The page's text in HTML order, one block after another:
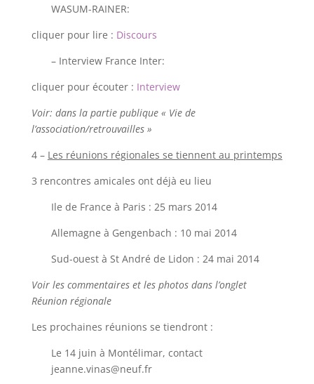
WASUM-RAINER:
cliquer pour lire : Discours
– Interview France Inter:
cliquer pour écouter : Interview
Voir: dans la partie publique « Vie de
l’association/retrouvailles »
4 – Les réunions régionales se tiennent au printemps
3 rencontres amicales ont déjà eu lieu
Ile de France à Paris : 25 mars 2014
Allemagne à Gengenbach : 10 mai 2014
Sud-ouest à St André de Lidon : 24 mai 2014
Voir les commentaires et les photos dans l’onglet
Réunion régionale
Les prochaines réunions se tiendront :
Le 14 juin à Montélimar, contact
jeanne.vinas@neuf.fr